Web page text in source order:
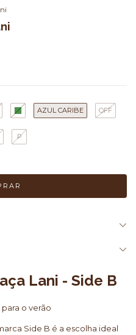
AZUL CARIBE OFF
P
Lani - Side B
o verão
Side B é a escolha ideal